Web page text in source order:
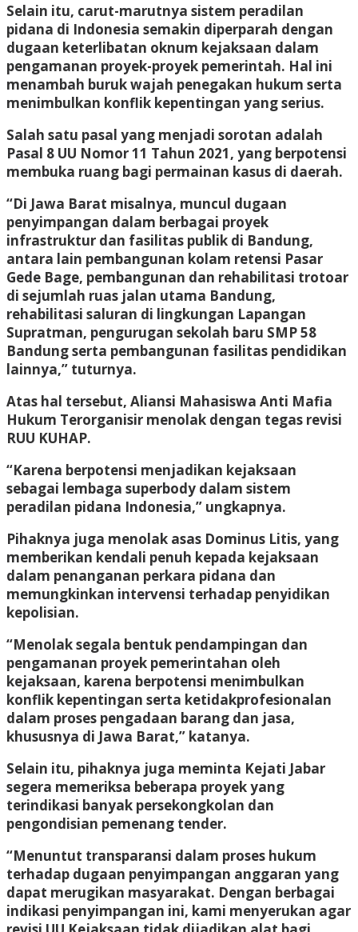
Selain itu, carut-marutnya sistem peradilan
pidana di Indonesia semakin diperparah dengan
dugaan keterlibatan oknum kejaksaan dalam
pengamanan proyek-proyek pemerintah. Hal ini
menambah buruk wajah penegakan hukum serta
menimbulkan konflik kepentingan yang serius.
Salah satu pasal yang menjadi sorotan adalah
Pasal 8 UU Nomor 11 Tahun 2021, yang berpotensi
membuka ruang bagi permainan kasus di daerah.
“Di Jawa Barat misalnya, muncul dugaan
penyimpangan dalam berbagai proyek
infrastruktur dan fasilitas publik di Bandung,
antara lain pembangunan kolam retensi Pasar
Gede Bage, pembangunan dan rehabilitasi trotoar
di sejumlah ruas jalan utama Bandung,
rehabilitasi saluran di lingkungan Lapangan
Supratman, pengurugan sekolah baru SMP 58
Bandung serta pembangunan fasilitas pendidikan
lainnya,” tuturnya.
Atas hal tersebut, Aliansi Mahasiswa Anti Mafia
Hukum Terorganisir menolak dengan tegas revisi
RUU KUHAP.
“Karena berpotensi menjadikan kejaksaan
sebagai lembaga superbody dalam sistem
peradilan pidana Indonesia,” ungkapnya.
Pihaknya juga menolak asas Dominus Litis, yang
memberikan kendali penuh kepada kejaksaan
dalam penanganan perkara pidana dan
memungkinkan intervensi terhadap penyidikan
kepolisian.
“Menolak segala bentuk pendampingan dan
pengamanan proyek pemerintahan oleh
kejaksaan, karena berpotensi menimbulkan
konflik kepentingan serta ketidakprofesionalan
dalam proses pengadaan barang dan jasa,
khususnya di Jawa Barat,” katanya.
Selain itu, pihaknya juga meminta Kejati Jabar
segera memeriksa beberapa proyek yang
terindikasi banyak persekongkolan dan
pengondisian pemenang tender.
“Menuntut transparansi dalam proses hukum
terhadap dugaan penyimpangan anggaran yang
dapat merugikan masyarakat. Dengan berbagai
indikasi penyimpangan ini, kami menyerukan agar